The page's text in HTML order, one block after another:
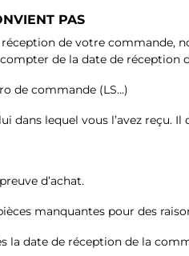
39.90 –
49.90 –
PAS
de votre
de la date de
de commande (LS…)
lequel vous l’avez reçu.
d’achat.
manquantes pour des
la date de réception de la